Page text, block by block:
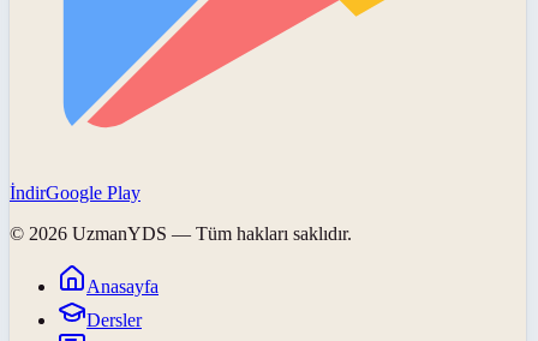
İndirGoogle Play
© 2026 UzmanYDS — Tüm hakları saklıdır.
Anasayfa
Dersler